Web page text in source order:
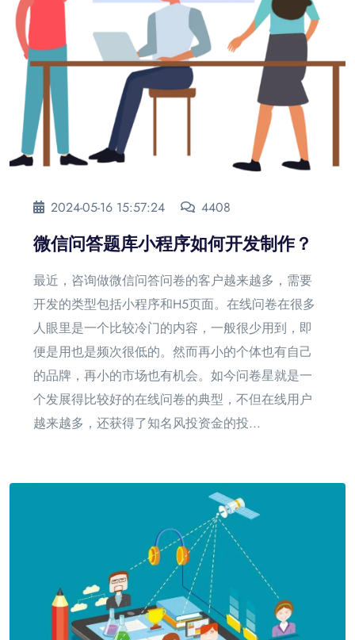
2024-05-16 15:57:24 4408
微信问答题库小程序如何开发制作？
最近，咨询做微信问答问卷的客户越来越多，需要
开发的类型包括小程序和H5页面。在线问卷在很多
人眼里是一个比较冷门的内容，一般很少用到，即
便是用也是频次很低的。然而再小的个体也有自己
的品牌，再小的市场也有机会。如今问卷星就是一
个发展得比较好的在线问卷的典型，不但在线用户
越来越多，还获得了知名风投资金的投...